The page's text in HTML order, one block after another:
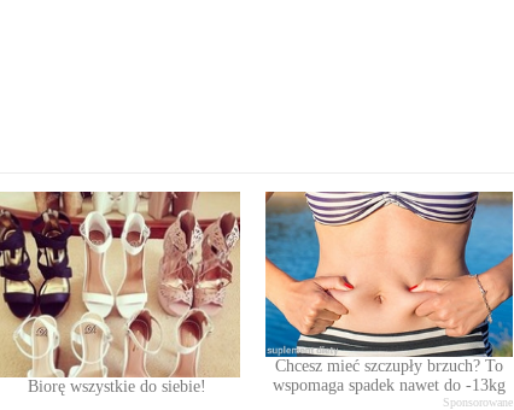
Biorę wszystkie do siebie!
Chcesz mieć szczupły brzuch? To
wspomaga spadek nawet do -13kg
Sponsorowane